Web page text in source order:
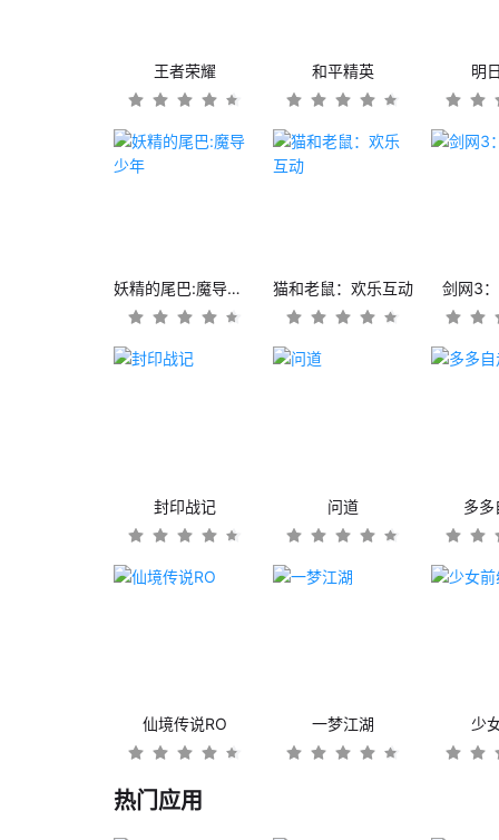
王者荣耀 和平精英 明
妖精的尾巴:魔导少年 猫和老鼠：欢乐互动 剑网3
封印战记 问道 多多
仙境传说RO 一梦江湖 少
热门应用